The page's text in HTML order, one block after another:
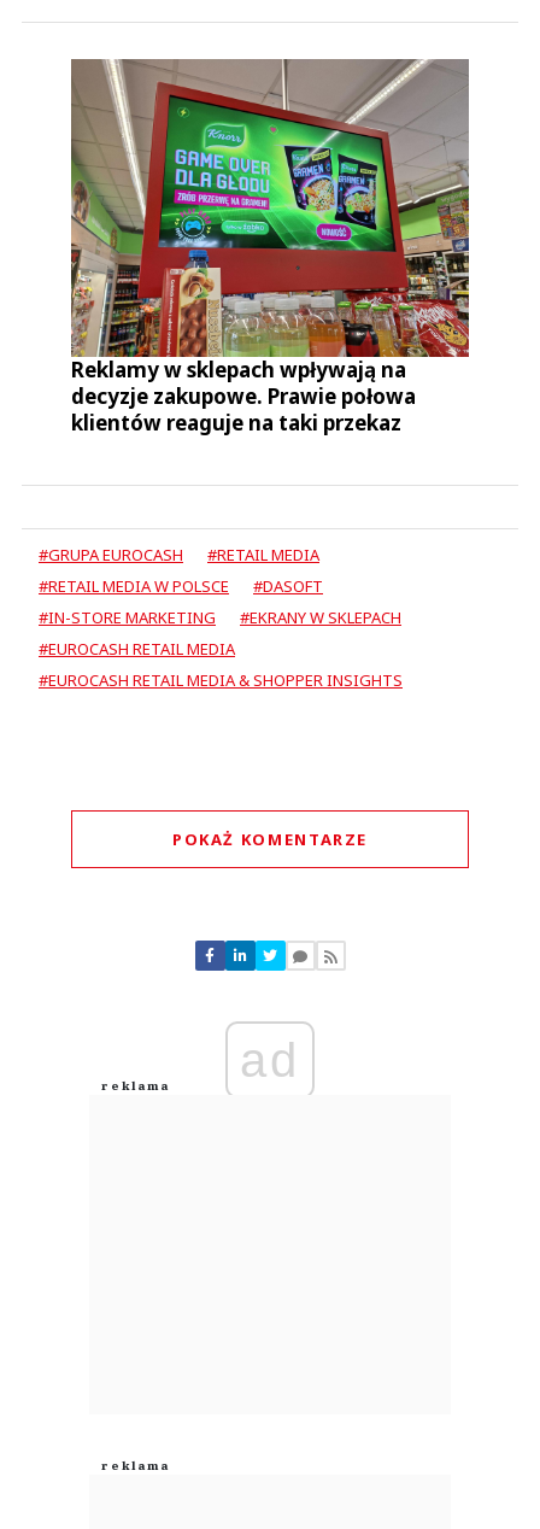
Reklamy w sklepach wpływają na
decyzje zakupowe. Prawie połowa
klientów reaguje na taki przekaz
#GRUPA EUROCASH
#RETAIL MEDIA
#RETAIL MEDIA W POLSCE
#DASOFT
#IN-STORE MARKETING
#EKRANY W SKLEPACH
#EUROCASH RETAIL MEDIA
#EUROCASH RETAIL MEDIA & SHOPPER INSIGHTS
POKAŻ KOMENTARZE
Nie znaleziono komentarzy
Zostaw swoje komentarze
Anuluj
ad